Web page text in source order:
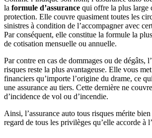
la formule d’assurance qui offre la plus large
protection. Elle couvre quasiment toutes les
sinistres à condition de l’accompagner avec
Par conséquent, elle constitue la formule la
de cotisation mensuelle ou annuelle.
Par contre en cas de dommages ou de dégâts,
risques reste la plus avantageuse. Elle vous
financiers qu’importe l’origine du drame, ce
une assurance au tiers. Cette dernière ne
d’incidence de vol ou d’incendie.
Ainsi, l’assurance auto tous risques mérite
regard de tous les privilèges qu’elle accorde à